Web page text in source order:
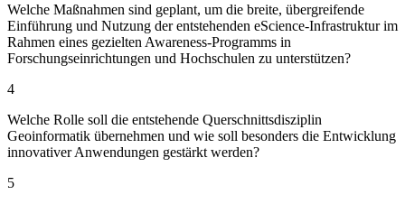
Welche Maßnahmen sind geplant, um die breite, übergreifende
Einführung und Nutzung der entstehenden eScience-Infrastruktur im
Rahmen eines gezielten Awareness-Programms in
Forschungseinrichtungen und Hochschulen zu unterstützen?
4
Welche Rolle soll die entstehende Querschnittsdisziplin
Geoinformatik übernehmen und wie soll besonders die Entwicklung
innovativer Anwendungen gestärkt werden?
5